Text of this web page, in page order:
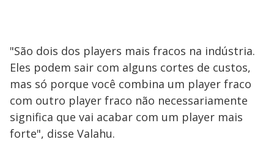
"São dois dos players mais fracos na indústria.
Eles podem sair com alguns cortes de custos,
mas só porque você combina um player fraco
com outro player fraco não necessariamente
significa que vai acabar com um player mais
forte", disse Valahu.